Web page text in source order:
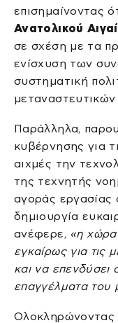
επισημαίνοντας
Ανατολικού
σε σχέση με τα
ενίσχυση των
συστηματική
Παράλληλα,
κυβέρνησης για
αιχμές την
της τεχνητής
αγοράς εργασίας
δημιουργία
ανέφερε, «η χώρα
εγκαίρως για τις
και να επενδύσει
επαγγέλματα του
Ολοκληρώνοντας